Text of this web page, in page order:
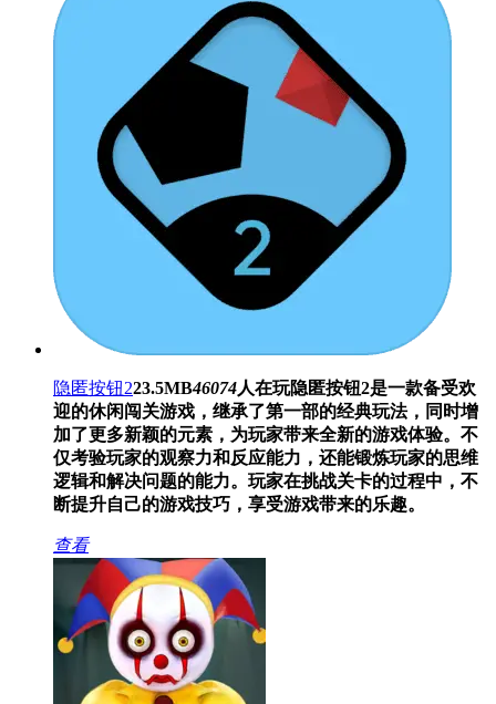
隐匿按钮223.5MB46074人在玩隐匿按钮2是一款备受欢
迎的休闲闯关游戏，继承了第一部的经典玩法，同时增
加了更多新颖的元素，为玩家带来全新的游戏体验。不
仅考验玩家的观察力和反应能力，还能锻炼玩家的思维
逻辑和解决问题的能力。玩家在挑战关卡的过程中，不
断提升自己的游戏技巧，享受游戏带来的乐趣。
查看